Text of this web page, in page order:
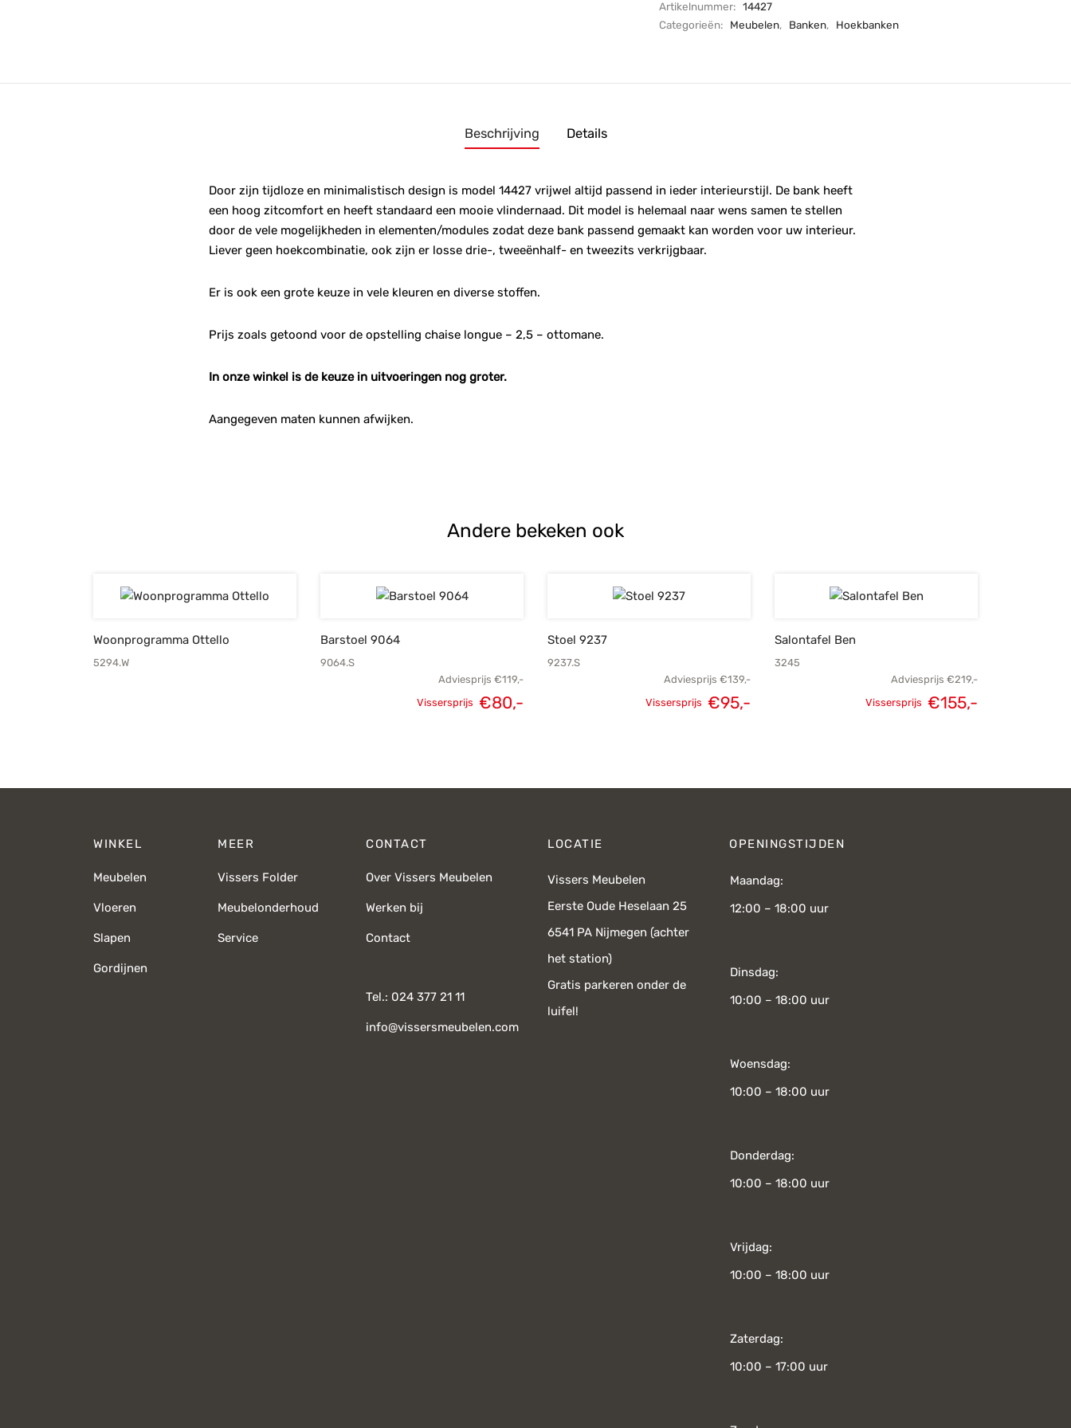
Artikelnummer: 14427
Categorieën:
Meubelen, Banken, Hoekbanken
Beschrijving Details
Door zijn tijdloze en minimalistisch design is model 14427 vrijwel altijd passend in ieder interieurstijl. De bank heeft
een hoog zitcomfort en heeft standaard een mooie vlindernaad. Dit model is helemaal naar wens samen te stellen
door de vele mogelijkheden in elementen/modules zodat deze bank passend gemaakt kan worden voor uw interieur.
Liever geen hoekcombinatie, ook zijn er losse drie-, tweeënhalf- en tweezits verkrijgbaar.
Er is ook een grote keuze in vele kleuren en diverse stoffen.
Prijs zoals getoond voor de opstelling chaise longue – 2,5 – ottomane.
In onze winkel is de keuze in uitvoeringen nog groter.
Aangegeven maten kunnen afwijken.
Andere bekeken ook
Woonprogramma Ottello
5294.W
Barstoel 9064
9064.S
Adviesprijs €119,-
Vissersprijs €80,-
Stoel 9237
9237.S
Adviesprijs €139,-
Oorspronkelijke
Vissersprijs €95,-
Salontafel Ben
3245
Adviesprijs €219,-
Vissersprijs €155,-
WINKEL
Meubelen
Vloeren
Slapen
Gordijnen
MEER
Vissers Folder
Meubelonderhoud
Service
CONTACT
Over Vissers Meubelen
Werken bij
Contact
Tel.: 024 377 21 11
info@vissersmeubelen.com
LOCATIE
Vissers Meubelen
Eerste Oude Heselaan 25
6541 PA Nijmegen (achter
het station)
Gratis parkeren onder de
luifel!
OPENINGSTIJDEN
Maandag:
12:00 – 18:00 uur
Dinsdag:
10:00 – 18:00 uur
Woensdag:
10:00 – 18:00 uur
Donderdag:
10:00 – 18:00 uur
Vrijdag:
10:00 – 18:00 uur
Zaterdag:
10:00 – 17:00 uur